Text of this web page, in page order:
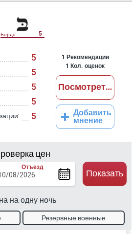
Бордо 5
5
5
5
5
5
1 Рекомендации
1 Кол. оценок
Посмотреть
Добавить
мнение
цен
Отъезд
на одну ночь
Показать
Резервные военные